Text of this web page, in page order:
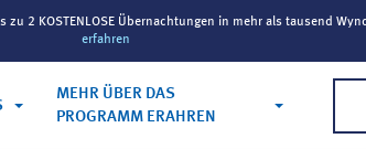
zu 2 KOSTENLOSE Übernachtungen in mehr als tausend
erfahren
MEHR ÜBER DAS
PROGRAMM ERAHREN